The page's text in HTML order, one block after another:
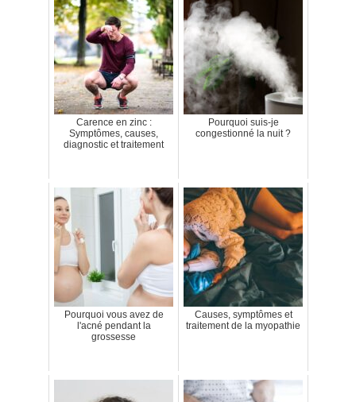
Carence en zinc :
Symptômes, causes,
diagnostic et traitement
Pourquoi suis-je
congestionné la nuit ?
Pourquoi vous avez de
l'acné pendant la
grossesse
Causes, symptômes et
traitement de la myopathie